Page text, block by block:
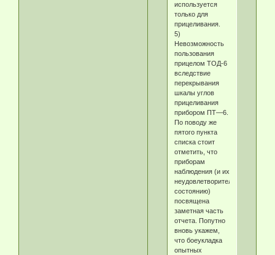
используется
только для
прицеливания.
5)
Невозможность
пользования
прицелом ТОД-6
вследствие
перекрывания
шкалы углов
прицеливания
прибором ПТ—6.
По поводу же
пятого пункта
списка стоит
отметить, что
приборам
наблюдения (и их
неудовлетворительному
состоянию)
посвящена
заметная часть
отчета. Попутно
вновь укажем,
что боеукладка
опытных